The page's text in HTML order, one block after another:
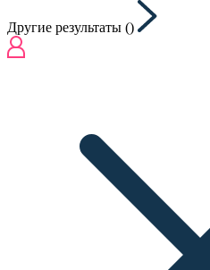
Другие результаты ()